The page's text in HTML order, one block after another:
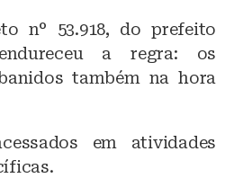
n° 53.918, do prefeito
a regra: os
também na hora
em atividades